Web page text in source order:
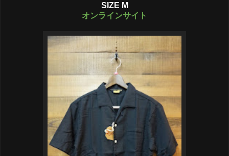
SIZE M
オンラインサイト